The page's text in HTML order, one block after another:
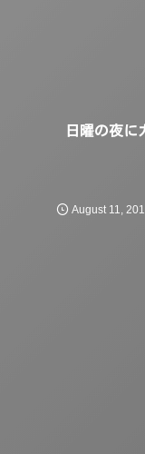
日曜の夜に
August 11